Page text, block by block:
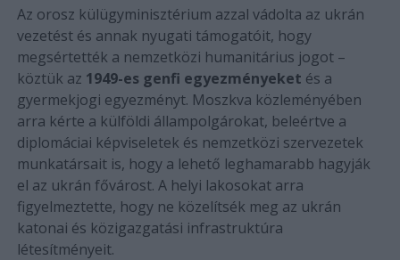
Az orosz külügyminisztérium azzal vádolta az ukrán
vezetést és annak nyugati támogatóit, hogy
megsértették a nemzetközi humanitárius jogot –
köztük az 1949-es genfi egyezményeket és a
gyermekjogi egyezményt. Moszkva közleményében
arra kérte a külföldi állampolgárokat, beleértve a
diplomáciai képviseletek és nemzetközi szervezetek
munkatársait is, hogy a lehető leghamarabb hagyják
el az ukrán fővárost. A helyi lakosokat arra
figyelmeztette, hogy ne közelítsék meg az ukrán
katonai és közigazgatási infrastruktúra
létesítményeit.